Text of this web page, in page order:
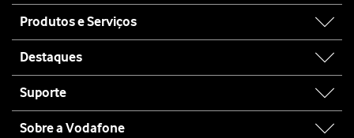
map
Produtos e Serviços
Destaques
Suporte
Sobre a Vodafone